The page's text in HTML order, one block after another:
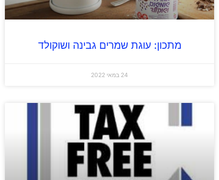
מתכון: עוגת שמרים גבינה ושוקולד
24 במאי 2022